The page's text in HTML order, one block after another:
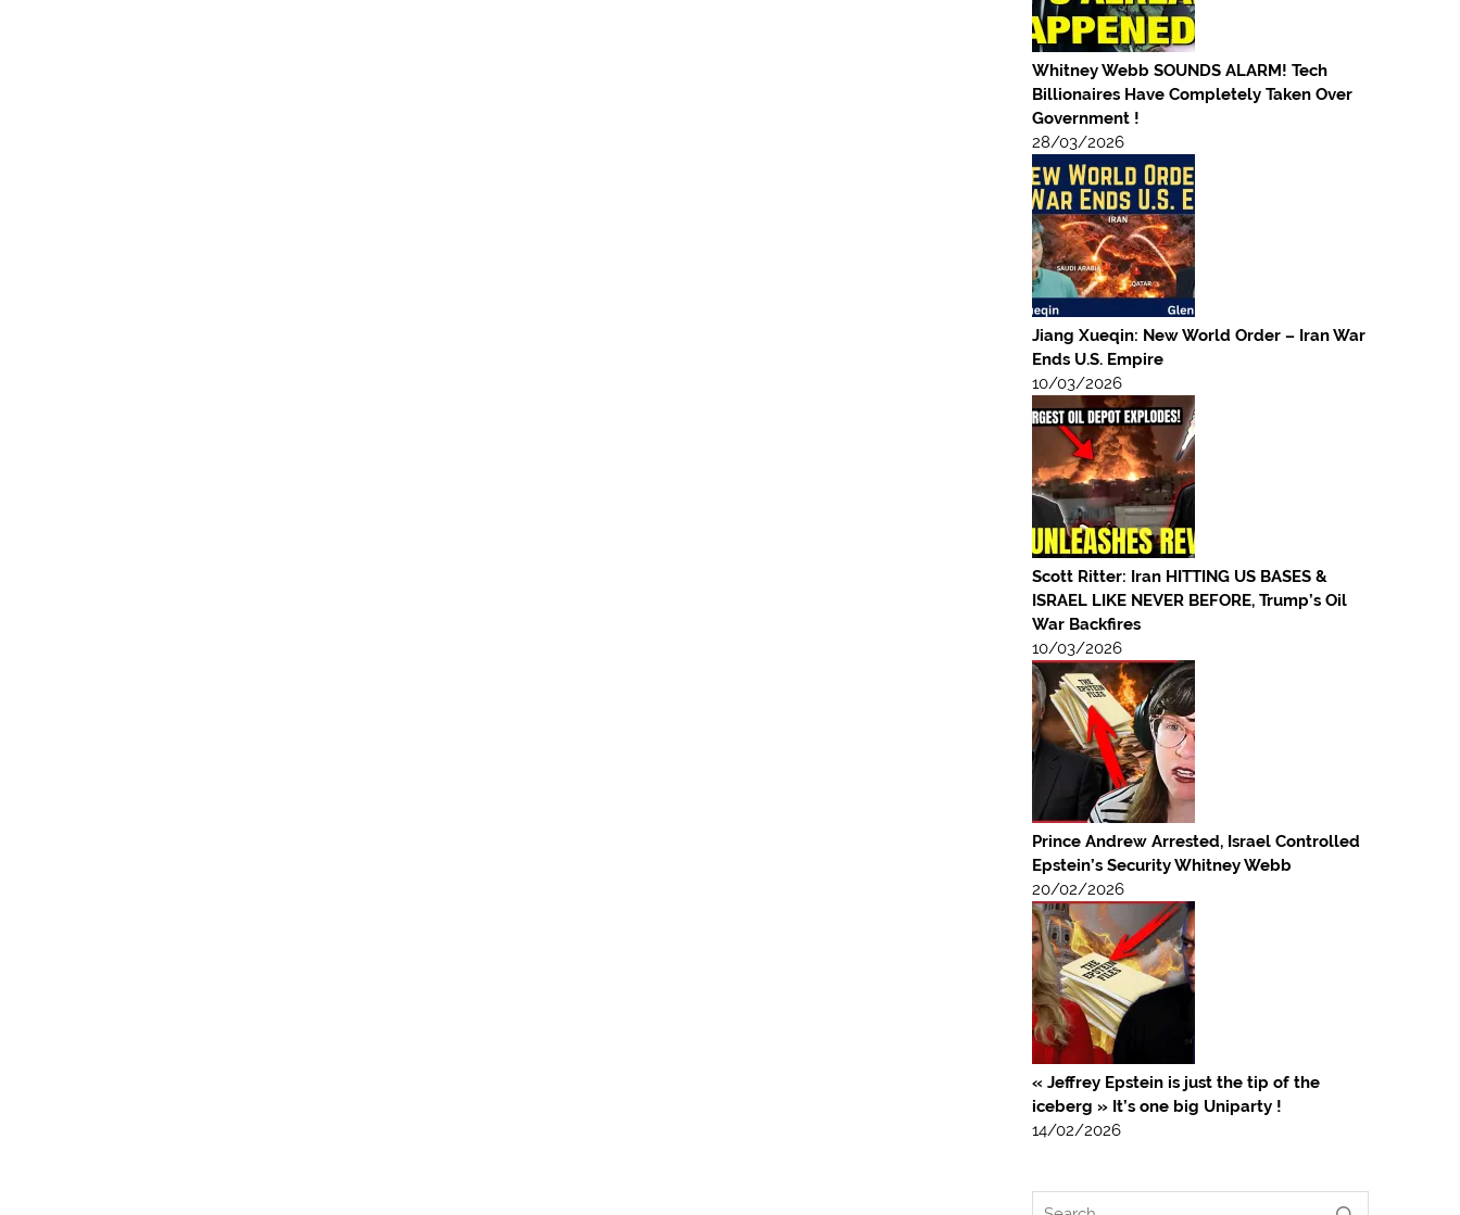
Whitney Webb SOUNDS ALARM! Tech
Billionaires Have Completely Taken Over
Government !
28/03/2026
Jiang Xueqin: New World Order – Iran War
Ends U.S. Empire
10/03/2026
Scott Ritter: Iran HITTING US BASES &
ISRAEL LIKE NEVER BEFORE, Trump’s Oil
War Backfires
10/03/2026
Prince Andrew Arrested, Israel Controlled
Epstein’s Security Whitney Webb
20/02/2026
« Jeffrey Epstein is just the tip of the
iceberg » It’s one big Uniparty !
14/02/2026